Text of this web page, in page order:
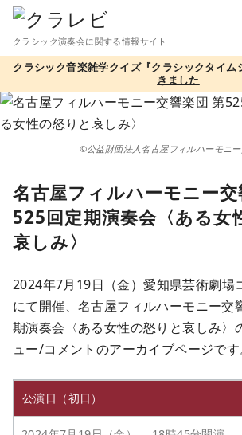
テ
ツ
へ
クラシック演奏会に関する情報サイト
クラシック音楽雑学クイズ『クラシックタイム
きました
©公益財団法人名古屋フィルハーモニ
名古屋フィルハーモニー
525回定期演奏会〈ある女
哀しみ〉
2024年7月19日（金）愛知県芸術劇場
にて開催、名古屋フィルハーモニー交
期演奏会〈ある女性の怒りと哀しみ〉
ュー/コメントのアーカイブページです
公演日（初日）